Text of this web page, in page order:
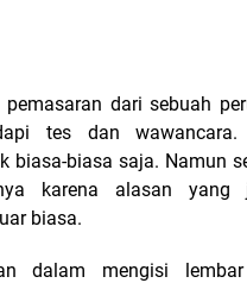
dari sebuah
tes dan
biasa-biasa saja. Namun
karena alasan
biasa.
dalam mengisi